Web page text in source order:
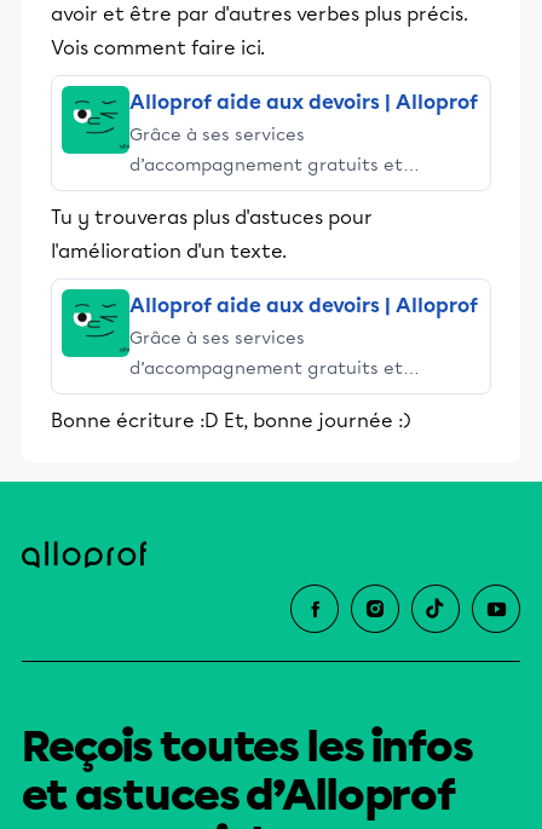
éducative.
avoir et être par d'autres verbes plus précis.
Vois comment faire ici.
Alloprof aide aux devoirs | Alloprof
Grâce à ses services
d’accompagnement gratuits et
stimulants, Alloprof engage les élèves
et leurs parents dans la réussite
éducative.
Tu y trouveras plus d'astuces pour
l'amélioration d'un texte.
Alloprof aide aux devoirs | Alloprof
Grâce à ses services
d’accompagnement gratuits et
stimulants, Alloprof engage les élèves
et leurs parents dans la réussite
Bonne écriture :D Et, bonne journée :)
Reçois toutes les infos
et astuces d’Alloprof